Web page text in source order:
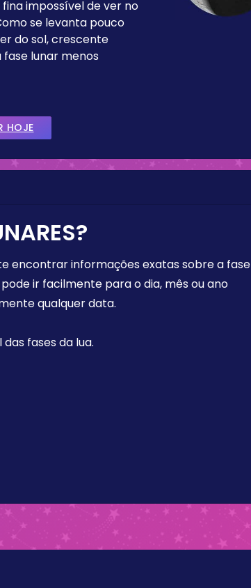
impossível de ver no
se levanta pouco
do sol, crescente
lunar menos
HOJE
encontrar informações exatas sobre a fase
ir facilmente para o dia, mês ou ano
qualquer data.
fases da lua.